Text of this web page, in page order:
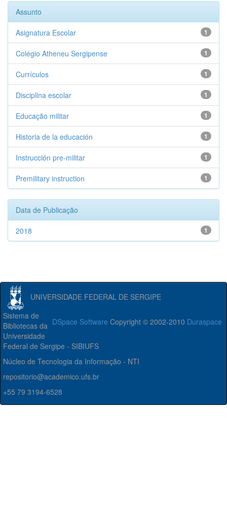
Assunto
1
Asignatura Escolar
1
Colégio Atheneu Sergipense
1
Currículos
1
Disciplina escolar
1
Educação militar
1
Historia de la educación
1
Instrucción pre-militar
1
Premilitary instruction
Data de Publicação
1
2018
UNIVERSIDADE FEDERAL DE SERGIPE
DSpace Software Copyright © 2002-2010 Duraspace
Sistema de
Bibliotecas da
Universidade
Federal de Sergipe - SIBIUFS
Núcleo de Tecnologia da Informação - NTI
repositorio@academico.ufs.br
+55 79 3194-6528